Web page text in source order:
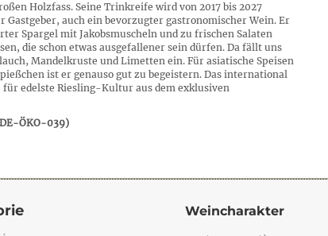
Holzfass. Seine Trinkreife wird von 2017 bis 2027
auch ein bevorzugter gastronomischer Wein. Er
Spargel mit Jakobsmuscheln und zu frischen Salaten
die schon etwas ausgefallener sein dürfen. Da fällt uns
Mandelkruste und Limetten ein. Für asiatische Speisen
ist er genauso gut zu begeistern. Das international
edelste Riesling-Kultur aus dem exklusiven
ÖKO-039)
Weincharakter